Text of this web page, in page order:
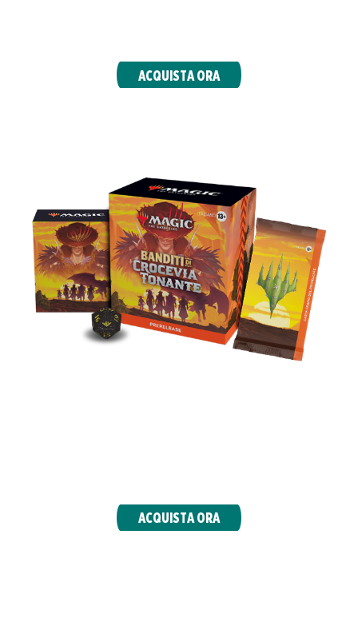
ACQUISTA ORA
ACQUISTA ORA